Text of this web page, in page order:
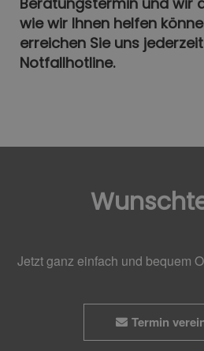
wie wir Ihnen helfen
erreichen Sie uns
Notfallhotline.
Jetzt ganz einfach und bequem
Termin